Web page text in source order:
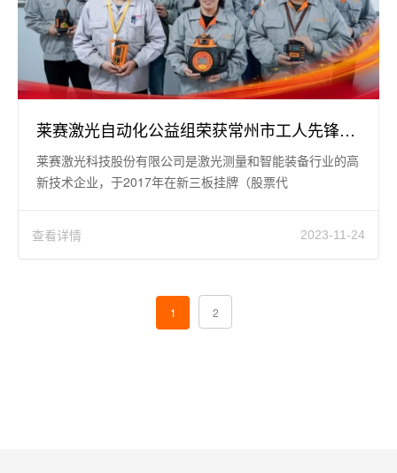
莱赛激光自动化公益组荣获常州市工人先锋号称号
莱赛激光科技股份有限公司是激光测量和智能装备行业的高
新技术企业，于2017年在新三板挂牌（股票代
查看详情
2023-11-24
1 2